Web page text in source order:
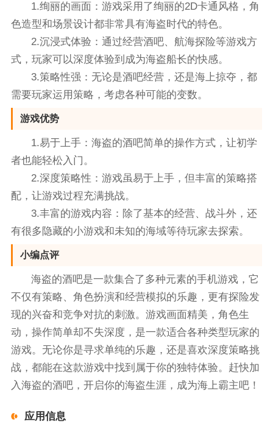
1.绚丽的画面：游戏采用了绚丽的2D卡通风格，角
色造型和场景设计都非常具有海盗时代的特色。
2.沉浸式体验：通过经营酒吧、航海探险等游戏方
式，玩家可以深度体验到成为海盗船长的快感。
3.策略性强：无论是酒吧经营，还是海上掠夺，都
需要玩家运用策略，考虑各种可能的变数。
游戏优势
1.易于上手：海盗的酒吧简单的操作方式，让初学
者也能轻松入门。
2.深度策略性：游戏虽易于上手，但丰富的策略搭
配，让游戏过程充满挑战。
3.丰富的游戏内容：除了基本的经营、战斗外，还
有很多隐藏的小游戏和未知的海域等待玩家去探索。
小编点评
海盗的酒吧是一款集合了多种元素的手机游戏，它
不仅有策略、角色扮演和经营模拟的乐趣，更有探险发
现的兴奋和竞争对抗的刺激。游戏画面精美，角色生
动，操作简单却不失深度，是一款适合各种类型玩家的
游戏。无论你是寻求单纯的乐趣，还是喜欢深度策略挑
战，都能在这款游戏中找到属于你的独特体验。赶快加
入海盗的酒吧，开启你的海盗生涯，成为海上霸主吧！
应用信息